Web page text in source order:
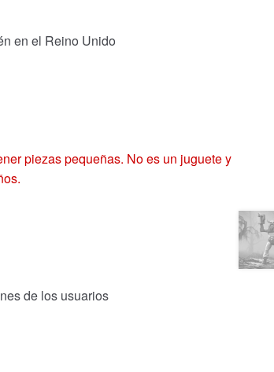
en el Reino Unido
piezas pequeñas. No es un juguete y
de los usuarios